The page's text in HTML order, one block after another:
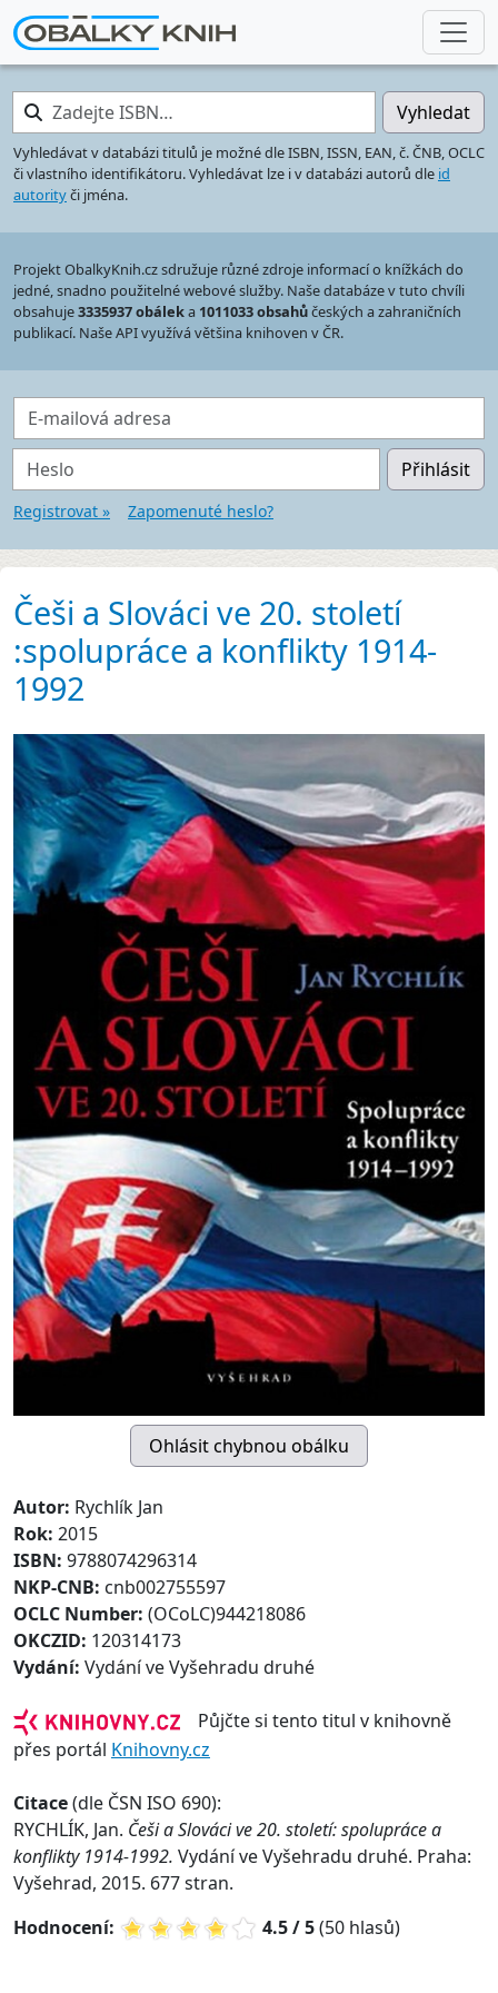
Zadejte ISBN… Vyhledat
Vyhledávat v databázi titulů je možné dle ISBN, ISSN, EAN, č. ČNB, OCLC
či vlastního identifikátoru. Vyhledávat lze i v databázi autorů dle id
autorityči jména.
Projekt ObalkyKnih.cz sdružuje různé zdroje informací o knížkách do
jedné, snadno použitelné webové služby. Naše databáze v tuto chvíli
obsahuje3335937 obáleka 1011033 obsahůčeských a zahraničních
publikací. Naše API využívá většina knihoven v ČR.
E-mailová adresa
Heslo Přihlásit
Registrovat » Zapomenuté heslo?
Češi a Slováci ve 20. století
:spolupráce a konflikty 1914-
1992
Autor: Rychlík Jan
Rok: 2015
ISBN: 9788074296314
NKP-CNB: cnb002755597
OCLC Number: (OCoLC)944218086
OKCZID: 120314173
Vydání: Vydání ve Vyšehradu druhé
Půjčte si tento titul v knihovně
přes portál Knihovny.cz
Citace(dle ČSN ISO 690):
RYCHLÍK, Jan. Češi a Slováci ve 20. století: spolupráce a
konflikty 1914-1992. Vydání ve Vyšehradu druhé. Praha:
Vyšehrad, 2015. 677 stran.
Hodnocení:
4.5 / 5(50 hlasů)